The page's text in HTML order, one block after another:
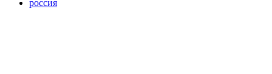
россия